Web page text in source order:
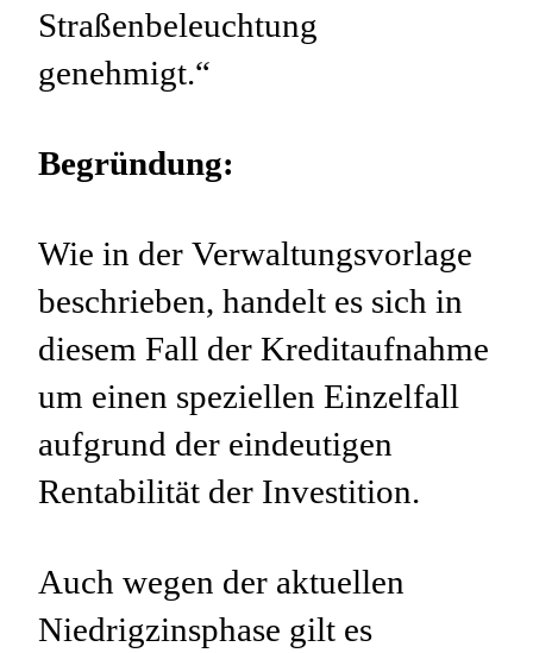
Straßenbeleuchtung
genehmigt.“
Begründung:
Wie in der Verwaltungsvorlage
beschrieben, handelt es sich in
diesem Fall der Kreditaufnahme
um einen speziellen Einzelfall
aufgrund der eindeutigen
Rentabilität der Investition.
Auch wegen der aktuellen
Niedrigzinsphase gilt es